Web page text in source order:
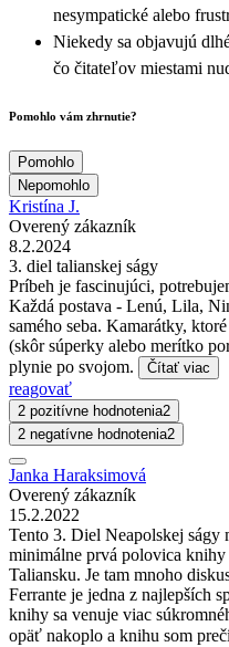
nesympatické alebo
Niekedy sa objavujú
čo čitateľov miestami
Pomohlo vám zhrnutie?
Pomohlo
Nepomohlo
Kristína J.
Overený zákazník
8.2.2024
3. diel talianskej ságy
Príbeh je fascinujúci,
Každá postava - Lenú, Lila,
samého seba. Kamarátky,
(skôr súperky alebo merítko
plynie po svojom.
Čítať viac
reagovať
2 pozitívne hodnotenia2
2 negatívne hodnotenia2
Janka Haraksimová
Overený zákazník
15.2.2022
Tento 3. Diel Neapolskej
minimálne prvá polovica
Taliansku. Je tam mnoho
Ferrante je jedna z najlepších
knihy sa venuje viac
opäť nakoplo a knihu som